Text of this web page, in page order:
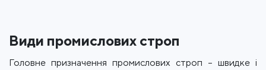
Види промислових строп
Головне призначення промислових строп – швидке і